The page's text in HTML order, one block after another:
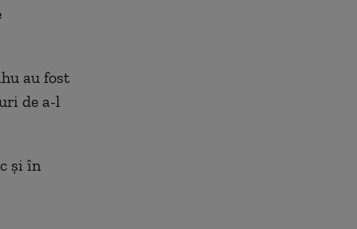
au fost
de a-l
și în